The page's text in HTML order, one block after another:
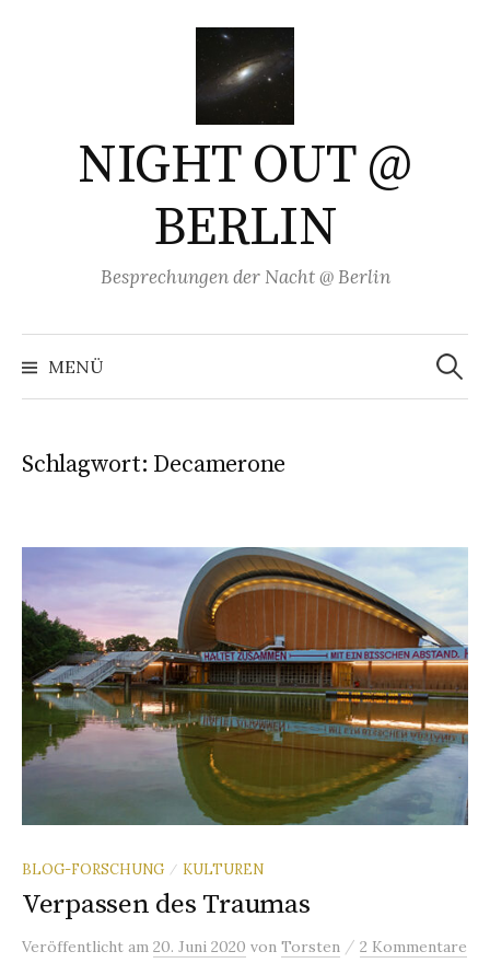
NIGHT OUT @
BERLIN
Besprechungen der Nacht @ Berlin
MENÜ
Suchen
nach:
Schlagwort: Decamerone
BLOG-FORSCHUNG / KULTUREN
Verpassen des Traumas
Veröffentlicht am 20. Juni 2020 von Torsten / 2 Kommentare